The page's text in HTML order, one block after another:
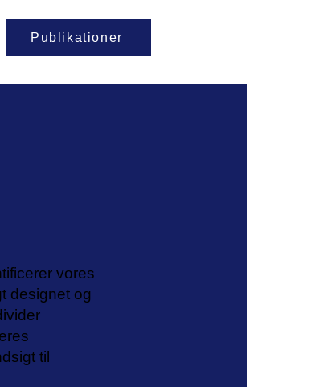
Publikationer
vores
designet og
til